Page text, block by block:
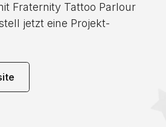
Fraternity Tattoo Parlour
jetzt eine Projekt-